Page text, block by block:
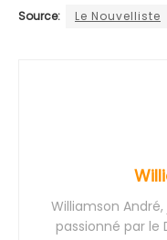
Source: Le Nouvelliste
Williamson
passionné par le